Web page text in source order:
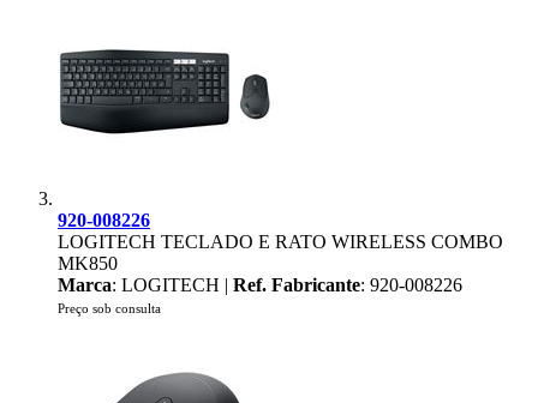
920-008226
LOGITECH TECLADO E RATO WIRELESS COMBO
MK850
Marca: LOGITECH | Ref. Fabricante: 920-008226
Preço sob consulta